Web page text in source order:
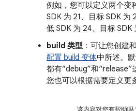
例如，您可以定义两个变
SDK 为 21、目标 SDK 为
低 SDK 为 24、目标 SDK
build 类型 ：可让您创建
配置 build 变体中所述。
都有“debug”和“release”
您也可以根据需要定义更
该内容对您有帮助吗